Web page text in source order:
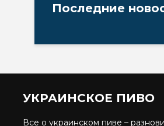
Последние
УКРАИНСКОЕ ПИВО
Все о украинском пиве –